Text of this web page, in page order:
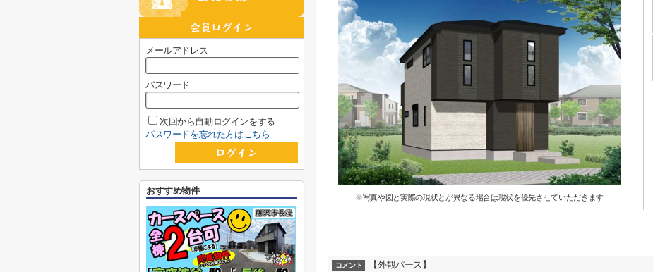
※写真や図と実際の現状とが異なる場合は現状を優先させていただきます
コメント 【外観パース】
メールアドレス
パスワード
次回から自動ログインをする
パスワードを忘れた方はこちら
おすすめ物件